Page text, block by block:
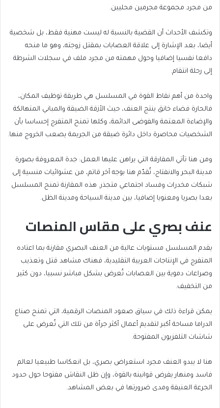
من مجرد مجموعة مجرمين محليين.
وتكشف الأحداث أن القضية بالنسبة له ليست مهنية فقط، بل شخصية
أيضا، بعد الإشارة إلى علاقة العصابات بمقتل زوجته، وهو ما منحه
دافعا نفسيا إضافيا وحول مهمته من مجرد ملف في سجلات الشرطة
إلى رحلة انتقام.
واحدة من أهم نقاط القوة في المسلسل هي طريقة توظيف المكان،
فالحارة فضاء خانق ينتج العنف، حيث الأزقة الضيقة والمباني المتهالكة
والإضاءة المعتمة والفوضى الدائمة، وكلها تمنح المتفرج إحساسا بأن
الشخصيات محاصرة داخل دائرة ضيقة من الجريمة يصعب الخروج منها.
ومن هنا تأتي المفارقة التي يراهن عليها العمل: جدة المعروفة بصورة
مدينة البحر والانفتاح، تُقدّم هنا بوجه آخر قاتم، من عشوائيات منسية إلى
شبكات مخدرات وفساد اجتماعي متجذر. هذه المقارنة تمنح المسلسل
بعدا بصريا ومعنويا إضافيا، بين مدينة السياحة ومدينة الظل.
عنف بصري على مقاس المنصات
يقدم المسلسل مستويات عالية من العنف البصري مقارنة بما اعتاده
المتفرج في الإنتاجات العربية التقليدية، فهناك مشاهد قتل وتعذيب
وصراعات دموية بين العصابات تُعرض بشكل مباشر نسبيا، دون كثير
من التخفيف.
يمكن قراءة ذلك في سياق صعود المنصات الرقمية، التي تمنح صناع
الدراما مساحة أكبر لتقديم أعمال أكثر جرأة من تلك التي تُعرض على
شاشات التلفزيون المفتوحة.
هنا لا يبدو العنف مجرد استعراض بصري، بل انعكاسا طبيعيا لعالم
فاسد ومنهار يفرض قوانينه بالقوة، وإن ظل النقاش مفتوحا حول حدود
الجرعة العنيفة ومدى ضرورتها في بعض المشاهد.